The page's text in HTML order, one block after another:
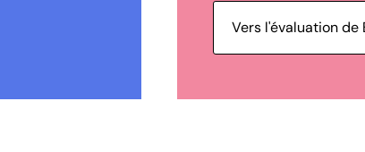
Vers l'évaluation de